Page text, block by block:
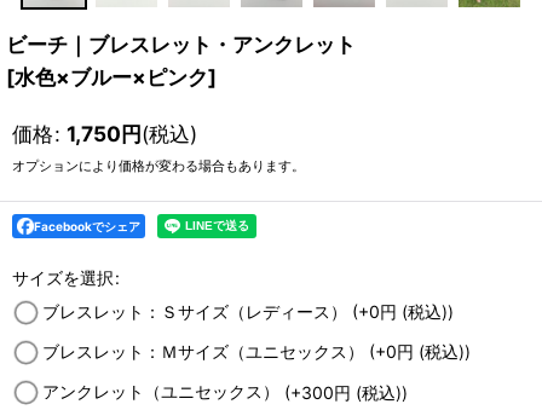
ビーチ｜ブレスレット・アンクレット
[水色×ブルー×ピンク]
価格: 1,750円(税込)
オプションにより価格が変わる場合もあります。
Facebookでシェア
サイズを選択:
ブレスレット：Ｓサイズ（レディース） (+0円 (税込))
ブレスレット：Ｍサイズ（ユニセックス） (+0円 (税込))
アンクレット（ユニセックス） (+300円 (税込))